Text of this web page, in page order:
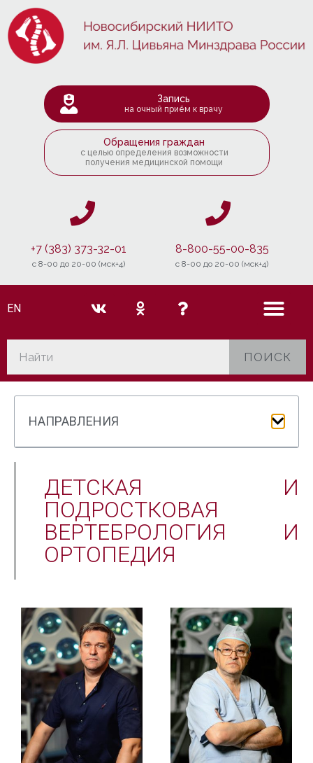
Запись
на очный приём к врачу
Обращения граждан
с целью определения возможности
получения медицинской помощи
+7 (383) 373-32-01
c 8-00 до 20-00 (мск+4)
8-800-55-00-835
c 8-00 до 20-00 (мск+4)
EN
ПОИСК
НАПРАВЛЕНИЯ
ДЕТСКАЯ И
ПОДРОСТКОВАЯ
ВЕРТЕБРОЛОГИЯ И
ОРТОПЕДИЯ